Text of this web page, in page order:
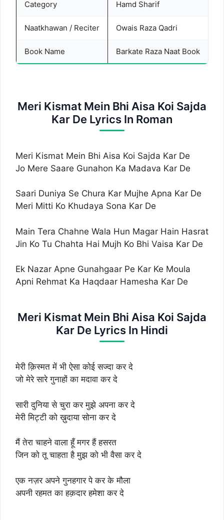
Category Hamd Sharif
Naatkhawan / Reciter Owais Raza Qadri
Book Name Barkate Raza Naat Book
Meri Kismat Mein Bhi Aisa Koi Sajda
Kar De Lyrics In Roman
Meri Kismat Mein Bhi Aisa Koi Sajda Kar De
Jo Mere Saare Gunahon Ka Madava Kar De
Saari Duniya Se Chura Kar Mujhe Apna Kar De
Meri Mitti Ko Khudaya Sona Kar De
Main Tera Chahne Wala Hun Magar Hain Hasrat
Jin Ko Tu Chahta Hai Mujh Ko Bhi Vaisa Kar De
Ek Nazar Apne Gunahgaar Pe Kar Ke Moula
Apni Rehmat Ka Haqdaar Hamesha Kar De
Meri Kismat Mein Bhi Aisa Koi Sajda
Kar De Lyrics In Hindi
मेरी क़िस्मत में भी ऐसा कोई सज्दा कर दे
जो मेरे सारे गुनाहों का मदावा कर दे
सारी दुनिया से चुरा कर मुझे अपना कर दे
मेरी मिट्टी को ख़ुदाया सोना कर दे
मैं तेरा चाहने वाला हूँ मगर हैं हसरत
जिन को तू चाहता है मुझ को भी वैसा कर दे
एक नज़र अपने गुनहगार पे कर के मौला
अपनी रहमत का हक़दार हमेशा कर दे